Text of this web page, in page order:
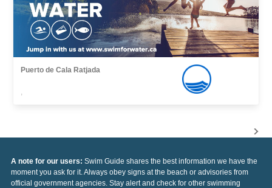
Puerto de Cala Ratjada
,
A note for our users: Swim Guide shares the best information we have the
moment you ask for it. Always obey signs at the beach or advisories from
official government agencies. Stay alert and check for other swimming